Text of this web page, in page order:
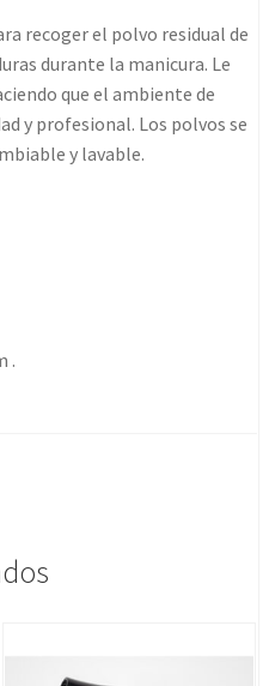
recoger el polvo residual de
durante la manicura. Le
que el ambiente de
y profesional. Los polvos se
y lavable.
.